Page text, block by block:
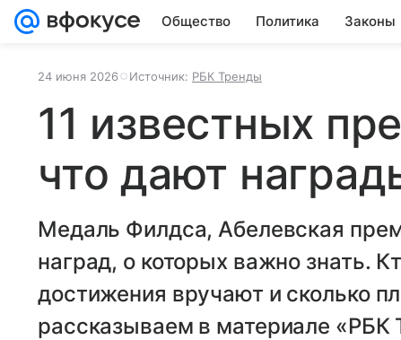
Общество Политика Законы
24 июня 2026 Источник: РБК Тренды
11 известных
что дают
Медаль Филдса, Абелевская
наград, о которых важно знать.
достижения вручают и сколько
рассказываем в материале «РБК